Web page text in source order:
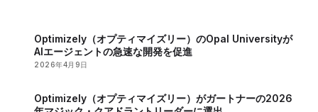
Optimizely（オプティマイズリー）のOpal Universityが
AIエージェントの急速な開発を促進
2026年4月9日
Optimizely（オプティマイズリー）がガートナーの2026